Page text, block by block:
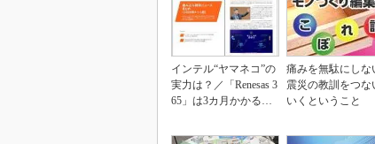
インテル“ヤマネコ”の
実力は？／「Renesas 3
65」は3カ月かかる作
痛みを無駄にしな
震災の教訓をつな
いくということ